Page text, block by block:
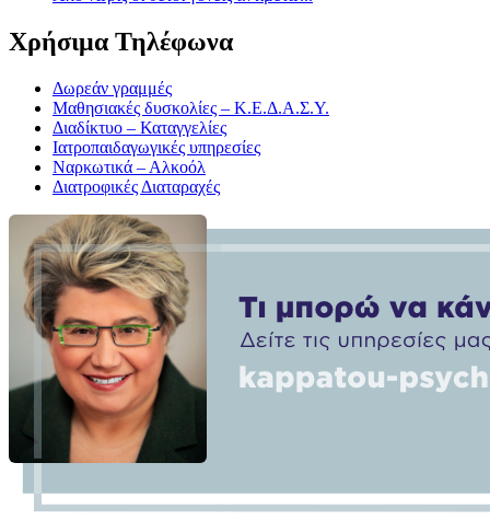
Χρήσιμα Τηλέφωνα
Δωρεάν γραμμές
Μαθησιακές δυσκολίες – Κ.Ε.Δ.Α.Σ.Υ.
Διαδίκτυο – Καταγγελίες
Ιατροπαιδαγωγικές υπηρεσίες
Ναρκωτικά – Αλκοόλ
Διατροφικές Διαταραχές